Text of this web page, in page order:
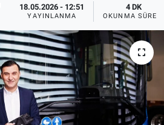
18.05.2026 - 12:51
YAYINLANMA
4 DK
OKUNMA SÜRESI